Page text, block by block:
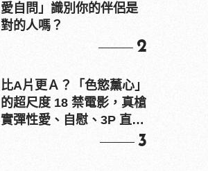
愛自問」識別你的伴侶是
對的人嗎？
2
比A片更Ａ？「色慾薰心」
的超尺度 18 禁電影，真槍
實彈性愛、自慰、3P 直接
3